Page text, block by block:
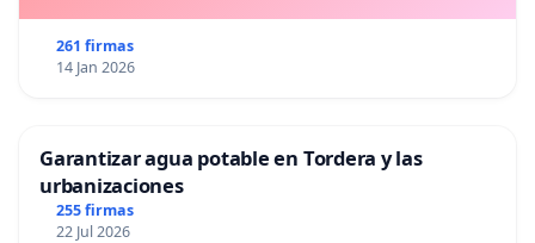
261 firmas
14 Jan 2026
Garantizar agua potable en Tordera y las
urbanizaciones
255 firmas
22 Jul 2026